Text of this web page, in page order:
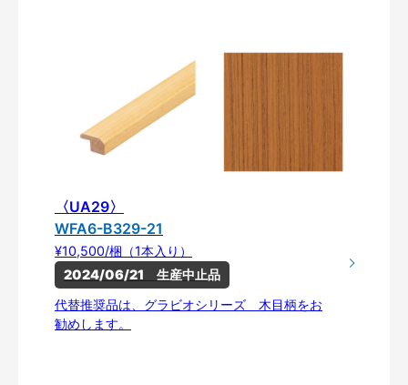
〈UA29〉
WFA6-B329-21
¥10,500/梱（1本入り）
2024/06/21　生産中止品
代替推奨品は、グラビオシリーズ 木目柄をお
勧めします。